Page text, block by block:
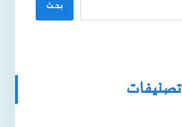
بحث
تصنيفات